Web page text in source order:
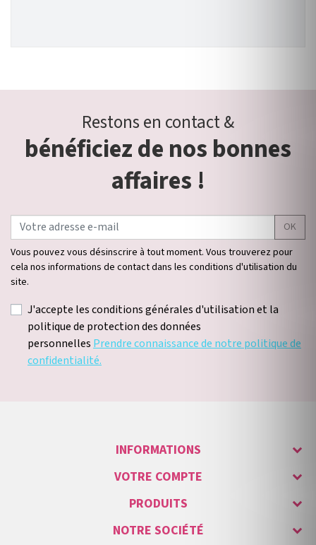
Restons en contact &
bénéficiez de nos bonnes
affaires !
OK
Vous pouvez vous désinscrire à tout moment. Vous trouverez pour
cela nos informations de contact dans les conditions d'utilisation du
site.
J'accepte les conditions générales d'utilisation et la
politique de protection des données
personnelles Prendre connaissance de notre politique de
confidentialité.
INFORMATIONS
VOTRE COMPTE
PRODUITS
NOTRE SOCIÉTÉ